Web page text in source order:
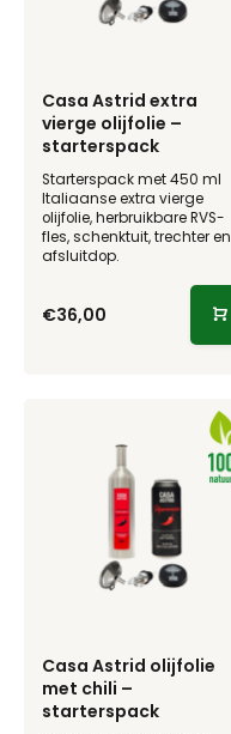
Casa Astrid extra
vierge olijfolie –
starterspack
Starterspack met 450 ml
Italiaanse extra vierge
olijfolie, herbruikbare RVS-
fles, schenktuit, trechter en
afsluitdop.
€36,00
Casa Astrid olijfolie
met chili –
starterspack